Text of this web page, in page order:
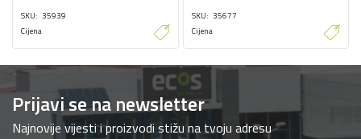
SKU 35939
Cijena
SKU 35677
Cijena
Prijavi se na newsletter
Najnovije vijesti i proizvodi stižu na tvoju adresu